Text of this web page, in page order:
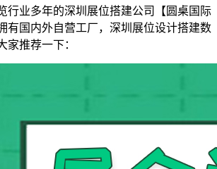
行业多年的深圳展位搭建公司【圆桌国际
有国内外自营工厂，深圳展位设计搭建数
家推荐一下：